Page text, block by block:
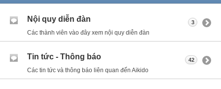
Nội quy diễn đàn
Các thành viên vào đây xem nội quy diễn đàn
3
Tin tức - Thông báo
Các tin tức và thông báo liên quan đến Aikido
42